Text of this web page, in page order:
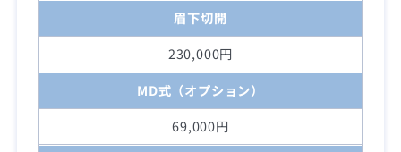
眉下切開
230,000円
MD式（オプション）
69,000円